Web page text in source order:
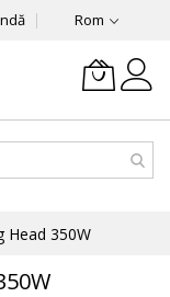
Rom
Head 350W